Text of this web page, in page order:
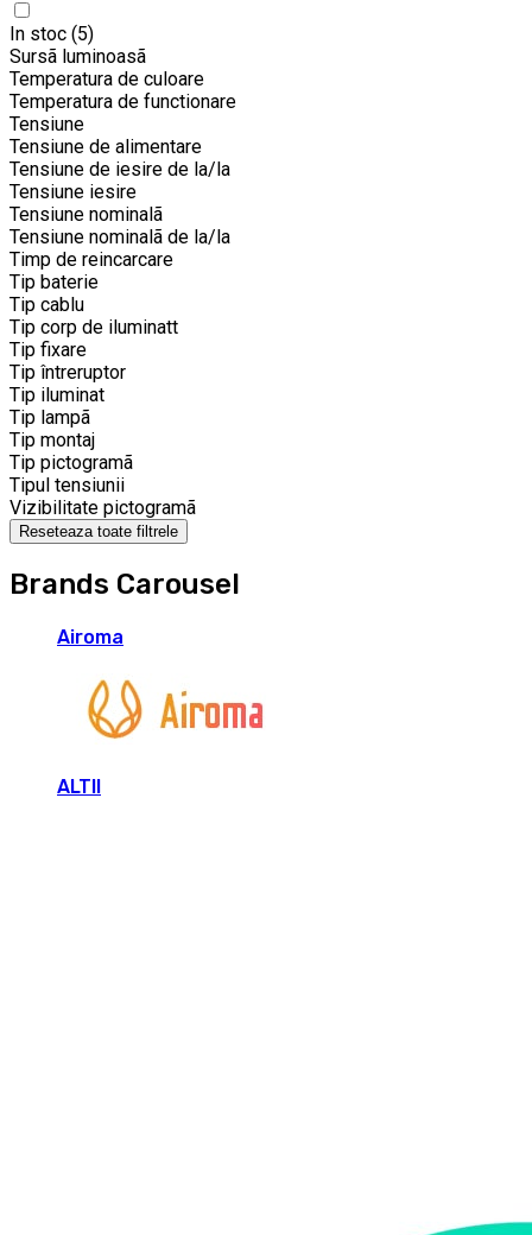
In stoc (5)
Sursã luminoasã
Temperatura de culoare
Temperatura de functionare
Tensiune
Tensiune de alimentare
Tensiune de iesire de la/la
Tensiune iesire
Tensiune nominalã
Tensiune nominalã de la/la
Timp de reincarcare
Tip baterie
Tip cablu
Tip corp de iluminatt
Tip fixare
Tip întreruptor
Tip iluminat
Tip lampã
Tip montaj
Tip pictogramã
Tipul tensiunii
Vizibilitate pictogramã
Reseteaza toate filtrele
Brands Carousel
Airoma
ALTII